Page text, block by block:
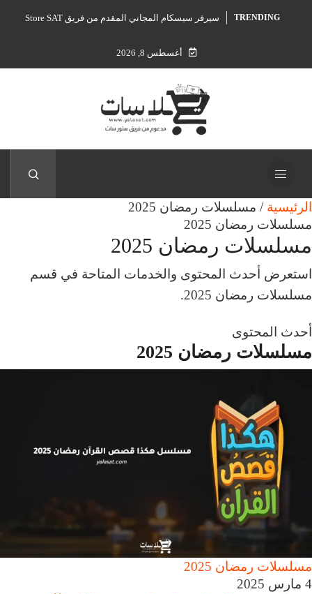
TRENDING سيرفر سيسكام المجاني المقدم من فريق Store SAT
أغسطس 8, 2026
الرئيسية / مسلسلات رمضان 2025
مسلسلات رمضان 2025
مسلسلات رمضان 2025
استعرض أحدث المحتوى والخدمات المتاحة في قسم
مسلسلات رمضان 2025.
أحدث المحتوى
مسلسلات رمضان 2025
مسلسلات رمضان 2025
4 مارس 2025